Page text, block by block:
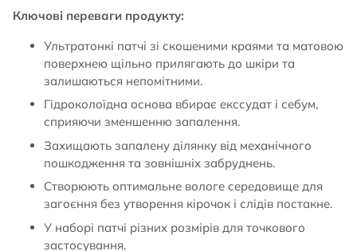
Ключові переваги продукту:
Ультратонкі патчі зі скошеними краями та матовою
поверхнею щільно прилягають до шкіри та
залишаються непомітними.
Гідроколоїдна основа вбирає екссудат і себум,
сприяючи зменшенню запалення.
Захищають запалену ділянку від механічного
пошкодження та зовнішніх забруднень.
Створюють оптимальне вологе середовище для
загоєння без утворення кірочок і слідів постакне.
У наборі патчі різних розмірів для точкового
застосування.